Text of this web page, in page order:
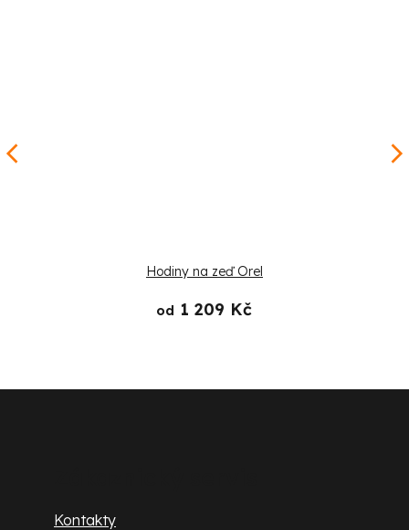
Hodiny na zeď Orel
od 1 209 Kč
Kontakty